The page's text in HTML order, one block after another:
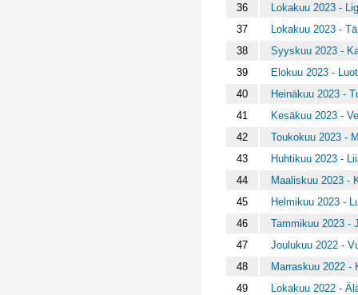
36
Lokakuu 2023 -
37
Lokakuu 2023 -
38
Syyskuu 2023 -
39
Elokuu 2023 -
40
Heinäkuu 2023 -
41
Kesäkuu 2023 -
42
Toukokuu 2023 -
43
Huhtikuu 2023 -
44
Maaliskuu 2023 -
45
Helmikuu 2023 -
46
Tammikuu 2023 -
47
Joulukuu 2022 -
48
Marraskuu 2022 -
49
Lokakuu 2022 -